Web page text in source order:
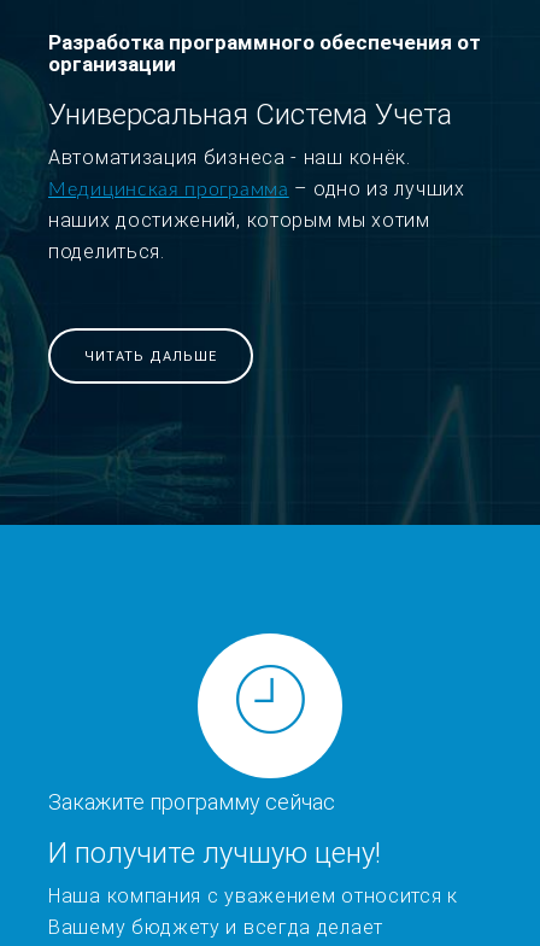
Разработка программного обеспечения от
организации
Универсальная Система Учета
Автоматизация бизнеса - наш конёк.
Медицинская программа – одно из лучших
наших достижений, которым мы хотим
поделиться.
ЧИТАТЬ ДАЛЬШЕ
Закажите программу сейчас
И получите лучшую цену!
Наша компания с уважением относится к
Вашему бюджету и всегда делает